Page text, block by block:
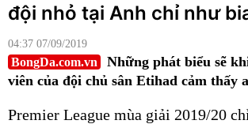
đội nhỏ tại Anh chỉ như
04:37 07/09/2019
BongDa.com.vn
Những phát biểu sẽ
viên của đội chủ sân Etihad cảm thấy
Premier League mùa giải 2019/20